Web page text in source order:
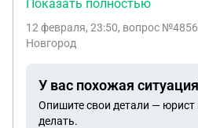
жена) человек который
кредитом не было. Стоит ли
законности сделки купли-
Показать полностью
12 февраля, 23:50, вопрос
Новгород
У вас похожая
Опишите свои детали — юрист
делать.